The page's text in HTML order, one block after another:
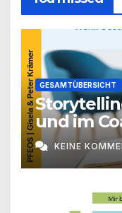
GESAMTÜBERSICHT
und im
KEINE